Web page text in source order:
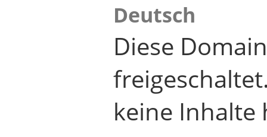
Deutsch
Diese
keine Inhalte